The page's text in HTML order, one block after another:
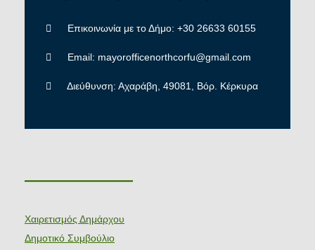
Επικοινωνία με το Δήμο: +30 26633 60155
Email: mayorofficenorthcorfu@gmail.com
Διεύθυνση: Αχαράβη, 49081, Βόρ. Κέρκυρα
———————
Χαιρετισμός Δημάρχου
Δημοτικό Συμβούλιο